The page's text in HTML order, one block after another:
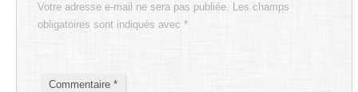
Votre adresse e-mail ne sera pas publiée. Les champs
obligatoires sont indiqués avec *
Commentaire *